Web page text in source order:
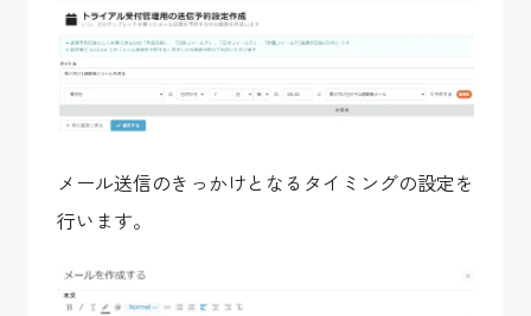
メール送信のきっかけとなるタイミングの設定を
行います。